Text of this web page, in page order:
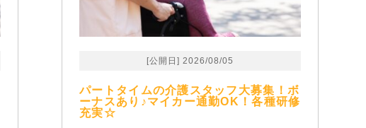
[公開日] 2026/08/05
パートタイムの介護スタッフ大募集！ボ
ーナスあり♪マイカー通勤OK！各種研修
充実☆